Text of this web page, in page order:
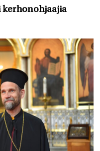
kerhonohjaajia